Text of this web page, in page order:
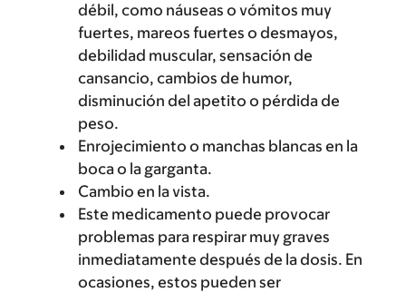
débil, como náuseas o vómitos muy
fuertes, mareos fuertes o desmayos,
debilidad muscular, sensación de
cansancio, cambios de humor,
disminución del apetito o pérdida de
peso.
Enrojecimiento o manchas blancas en la
boca o la garganta.
Cambio en la vista.
Este medicamento puede provocar
problemas para respirar muy graves
inmediatamente después de la dosis. En
ocasiones, estos pueden ser